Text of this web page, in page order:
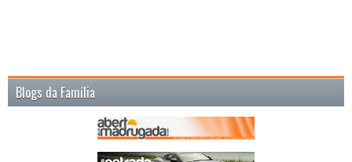
Blogs da Família